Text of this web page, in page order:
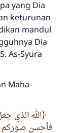
yang Dia
keturunan
mandul
Dia
As-Syura
Maha
الله الذي
فأحسن صوركم